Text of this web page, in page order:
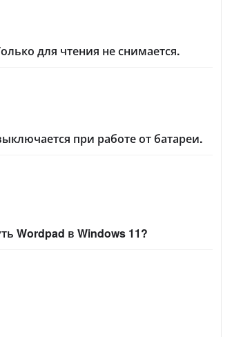
для чтения не снимается.
при работе от батареи.
Wordpad в Windows 11?